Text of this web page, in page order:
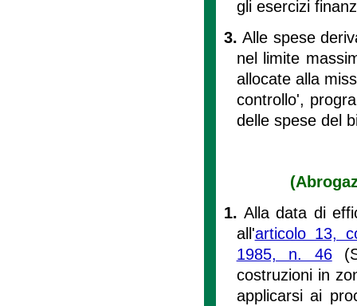
gli esercizi
3.Alle spese
nel limite
allocate alla
controllo',
delle spese del
1.Alla data di
all'articolo 13,
1985, n. 46
costruzioni in
applicarsi ai